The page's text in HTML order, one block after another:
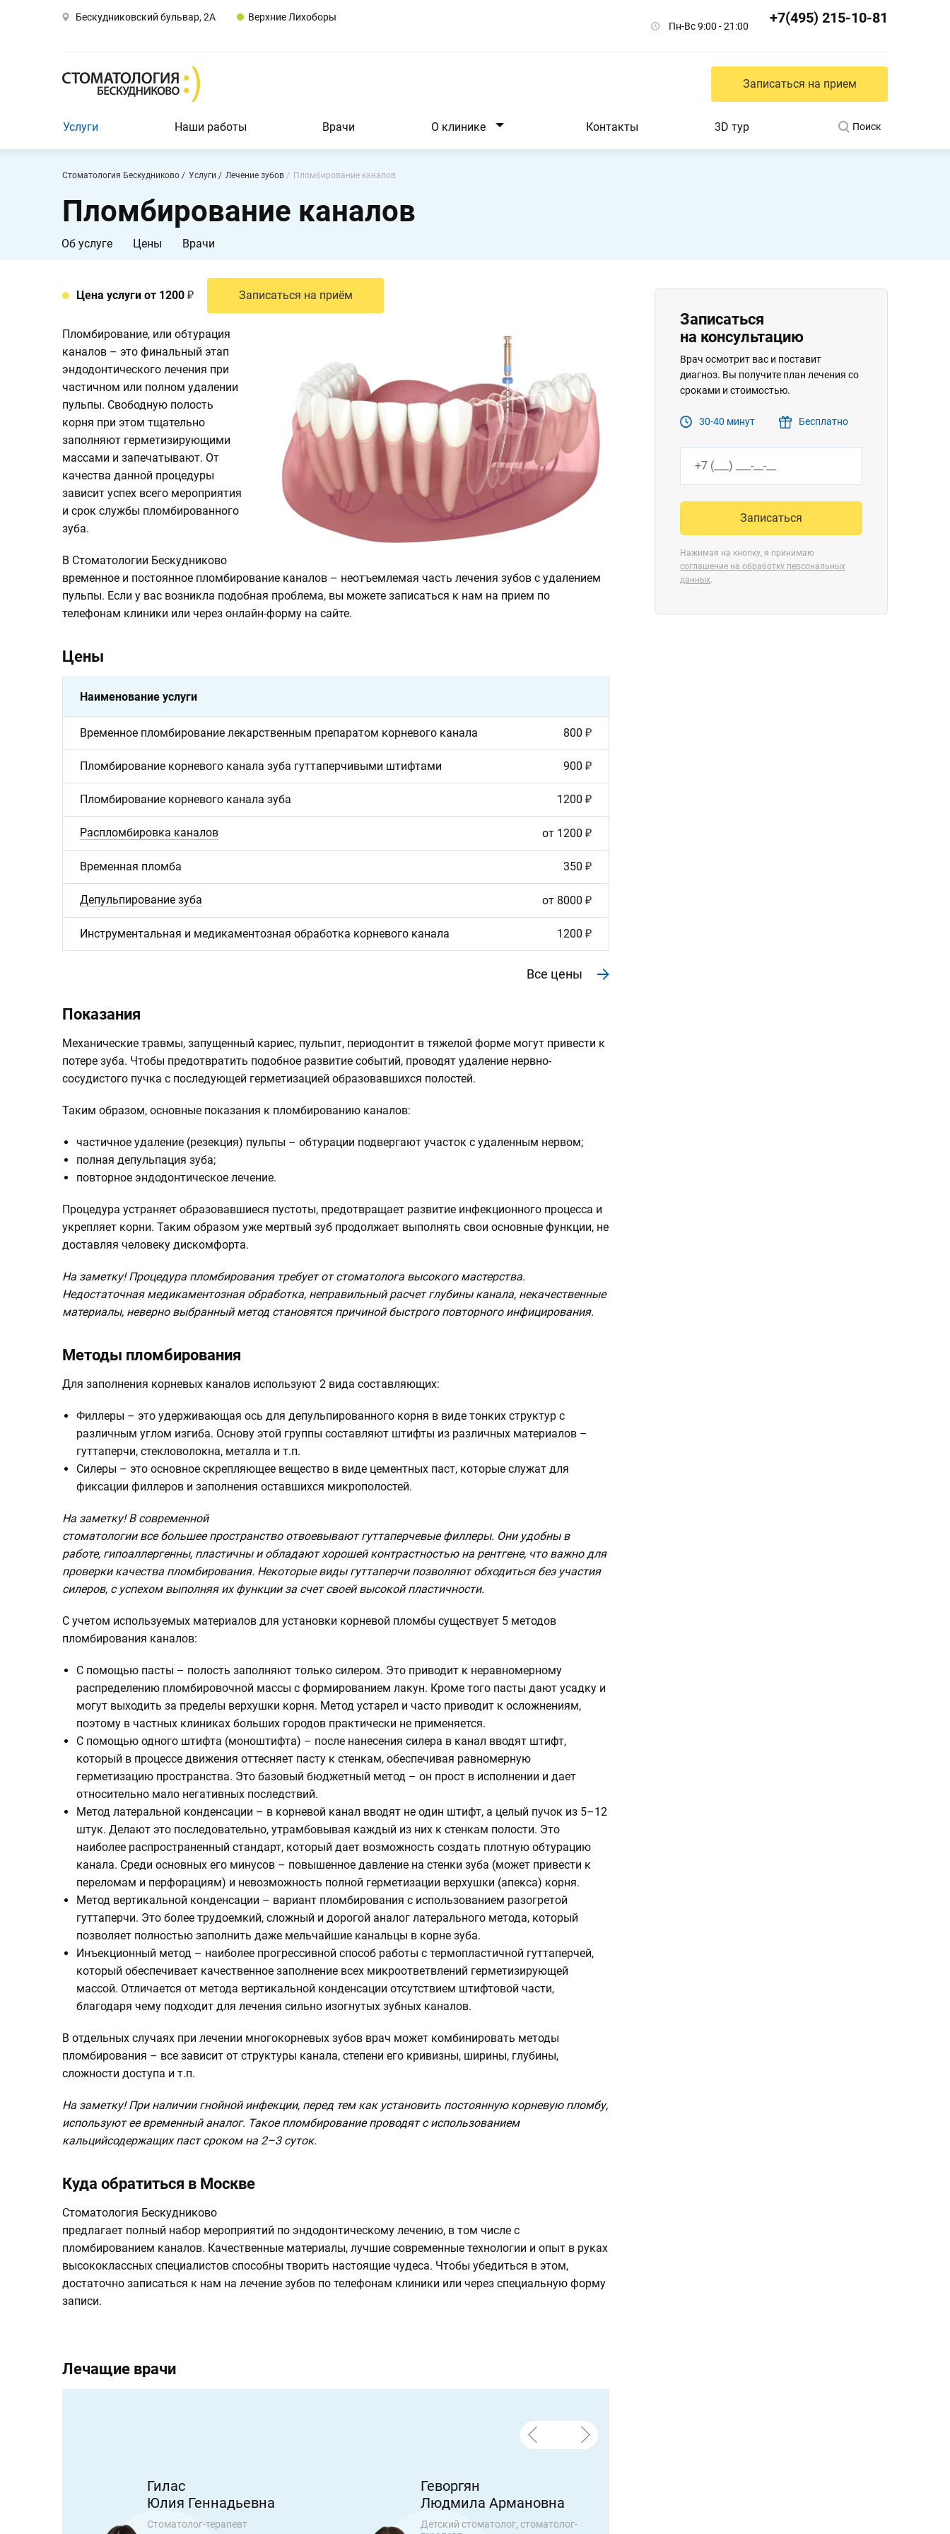
Бескудниковский бульвар, 2А
Верхние Лихоборы
Пн-Вс 9:00 - 21:00
+7(495) 215-10-81
Записаться на прием
Услуги Наши работы Врачи О клинике Контакты 3D тур Поиск
Стоматология Бескудниково Услуги Лечение зубов Пломбирование каналов
Об услуге Цены Врачи
Пломбирование каналов
Записаться
на консультацию
Врач осмотрит вас и поставит
диагноз. Вы получите план лечения со
сроками и стоимостью.
30-40 минут Бесплатно
Записаться
Нажимая на кнопку, я принимаю
соглашение на обработку персональных
данных
Цена услуги от 1200 Записаться на приём
Пломбирование, или обтурация
каналов – это финальный этап
эндодонтического лечения при
частичном или полном удалении
пульпы. Свободную полость
корня при этом тщательно
заполняют герметизирующими
массами и запечатывают. От
качества данной процедуры
зависит успех всего мероприятия
и срок службы пломбированного
зуба.
В Стоматологии Бескудниково
временное и постоянное пломбирование каналов – неотъемлемая часть лечения зубов с удалением
пульпы. Если у вас возникла подобная проблема, вы можете записаться к нам на прием по
телефонам клиники или через онлайн-форму на сайте.
Цены
Наименование услуги
Временное пломбирование лекарственным препаратом корневого канала 800
Пломбирование корневого канала зуба гуттаперчивыми штифтами 900
Пломбирование корневого канала зуба 1200
Распломбировка каналов от 1200
Временная пломба 350
Депульпирование зуба от 8000
Инструментальная и медикаментозная обработка корневого канала 1200
Все цены
Показания
Механические травмы, запущенный кариес, пульпит, периодонтит в тяжелой форме могут привести к
потере зуба. Чтобы предотвратить подобное развитие событий, проводят удаление нервно-
сосудистого пучка с последующей герметизацией образовавшихся полостей.
Таким образом, основные показания к пломбированию каналов:
частичное удаление (резекция) пульпы – обтурации подвергают участок с удаленным нервом;
полная депульпация зуба;
повторное эндодонтическое лечение.
Процедура устраняет образовавшиеся пустоты, предотвращает развитие инфекционного процесса и
укрепляет корни. Таким образом уже мертвый зуб продолжает выполнять свои основные функции, не
доставляя человеку дискомфорта.
На заметку!Процедура пломбирования требует от стоматолога высокого мастерства.
Недостаточная медикаментозная обработка, неправильный расчет глубины канала, некачественные
материалы, неверно выбранный метод становятся причиной быстрого повторного инфицирования.
Методы пломбирования
Для заполнения корневых каналов используют 2 вида составляющих:
Филлеры – это удерживающая ось для депульпированного корня в виде тонких структур с
различным углом изгиба. Основу этой группы составляют штифты из различных материалов –
гуттаперчи, стекловолокна, металла и т.п.
Силеры – это основное скрепляющее вещество в виде цементных паст, которые служат для
фиксации филлеров и заполнения оставшихся микрополостей.
На заметку!В современной
стоматологии все большее пространство отвоевывают гуттаперчевые филлеры. Они удобны в
работе, гипоаллергенны, пластичны и обладают хорошей контрастностью на рентгене, что важно для
проверки качества пломбирования. Некоторые виды гуттаперчи позволяют обходиться без участия
силеров, с успехом выполняя их функции за счет своей высокой пластичности.
С учетом используемых материалов для установки корневой пломбы существует 5 методов
пломбирования каналов:
С помощью пасты – полость заполняют только силером. Это приводит к неравномерному
распределению пломбировочной массы с формированием лакун. Кроме того пасты дают усадку и
могут выходить за пределы верхушки корня. Метод устарел и часто приводит к осложнениям,
поэтому в частных клиниках больших городов практически не применяется.
С помощью одного штифта (моноштифта) – после нанесения силера в канал вводят штифт,
который в процессе движения оттесняет пасту к стенкам, обеспечивая равномерную
герметизацию пространства. Это базовый бюджетный метод – он прост в исполнении и дает
относительно мало негативных последствий.
Метод латеральной конденсации – в корневой канал вводят не один штифт, а целый пучок из 5–12
штук. Делают это последовательно, утрамбовывая каждый из них к стенкам полости. Это
наиболее распространенный стандарт, который дает возможность создать плотную обтурацию
канала. Среди основных его минусов – повышенное давление на стенки зуба (может привести к
переломам и перфорациям) и невозможность полной герметизации верхушки (апекса) корня.
Метод вертикальной конденсации – вариант пломбирования с использованием разогретой
гуттаперчи. Это более трудоемкий, сложный и дорогой аналог латерального метода, который
позволяет полностью заполнить даже мельчайшие канальцы в корне зуба.
Инъекционный метод – наиболее прогрессивной способ работы с термопластичной гуттаперчей,
который обеспечивает качественное заполнение всех микроответвлений герметизирующей
массой. Отличается от метода вертикальной конденсации отсутствием штифтовой части,
благодаря чему подходит для лечения сильно изогнутых зубных каналов.
В отдельных случаях при лечении многокорневых зубов врач может комбинировать методы
пломбирования – все зависит от структуры канала, степени его кривизны, ширины, глубины,
сложности доступа и т.п.
На заметку!При наличии гнойной инфекции, перед тем как установить постоянную корневую пломбу,
используют ее временный аналог. Такое пломбирование проводят с использованием
кальцийсодержащих паст сроком на 2–3 суток.
Куда обратиться в Москве
Стоматология Бескудниково
предлагает полный набор мероприятий по эндодонтическому лечению, в том числе с
пломбированием каналов. Качественные материалы, лучшие современные технологии и опыт в руках
высококлассных специалистов способны творить настоящие чудеса. Чтобы убедиться в этом,
достаточно записаться к нам на лечение зубов по телефонам клиники или через специальную форму
записи.
Лечащие врачи
Гилас
Юлия Геннадьевна
Стоматолог-терапевт
Геворгян
Людмила Армановна
Детский стоматолог, стоматолог-
бульвар,
Контакты
клинике